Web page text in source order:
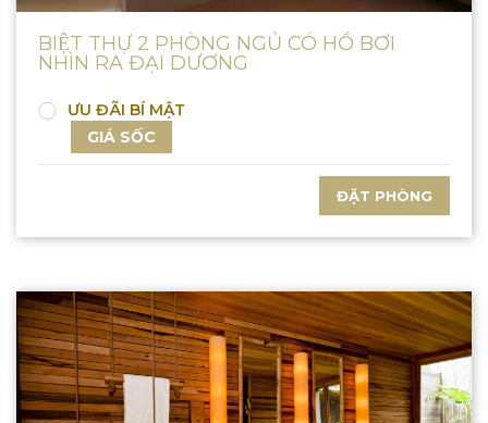
BIỆT THỰ 2 PHÒNG NGỦ CÓ HỒ BƠI
NHÌN RA ĐẠI DƯƠNG
ƯU ĐÃI BÍ MẬT
GIÁ SỐC
ĐẶT PHÒNG